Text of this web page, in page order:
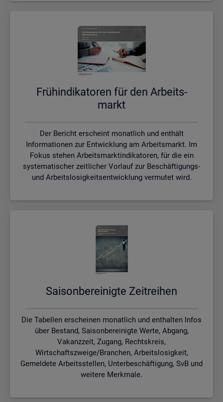
Früh­in­di­ka­to­ren für den Ar­beits­
markt
Der Bericht erscheint monatlich und enthält
Informationen zur Entwicklung am Arbeitsmarkt. Im
Fokus stehen Arbeitsmarktindikatoren, für die ein
systematischer zeitlicher Vorlauf zur Beschäftigungs-
und Arbeitslosigkeitsentwicklung vermutet wird.
Sai­son­be­rei­nig­te Zeit­rei­hen
Die Tabellen erscheinen monatlich und enthalten Infos
über Bestand, Saisonbereinigte Werte, Abgang,
Vakanzzeit, Zugang, Rechtskreis,
Wirtschaftszweige/Branchen, Arbeitslosigkeit,
Gemeldete Arbeitsstellen, Unterbeschäftigung, SvB und
weitere Merkmale.